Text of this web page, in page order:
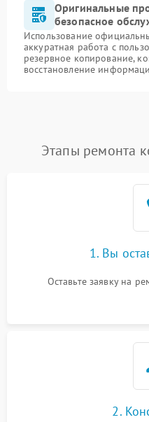
Оригинальные
безопасное
Использование
аккуратная работа с
резервное копирование,
восстановление
Этапы ремонта
1. Вы
Оставьте заявку на
2.